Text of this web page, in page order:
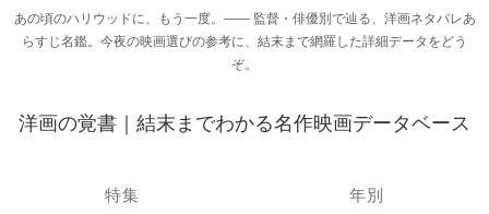
あの頃のハリウッドに、もう一度。―― 監督・俳優別で辿る、洋画ネタバレあ
らすじ名鑑。今夜の映画選びの参考に、結末まで網羅した詳細データをどう
ぞ。
洋画の覚書｜結末までわかる名作映画データベース
特集 年別